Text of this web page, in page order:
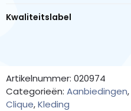
Kwaliteitslabel
Artikelnummer: 020974
Categorieën: Aanbiedingen,
Clique,Kleding